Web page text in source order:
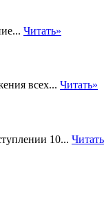
Читать»
всех... Читать»
10...